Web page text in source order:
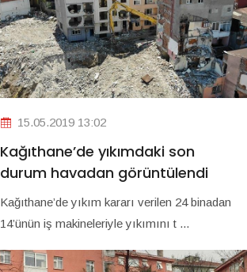
15.05.2019 13:02
Kağıthane’de yıkımdaki son
durum havadan görüntülendi
Kağıthane’de yıkım kararı verilen 24 binadan
14’ünün iş makineleriyle yıkımını t ...